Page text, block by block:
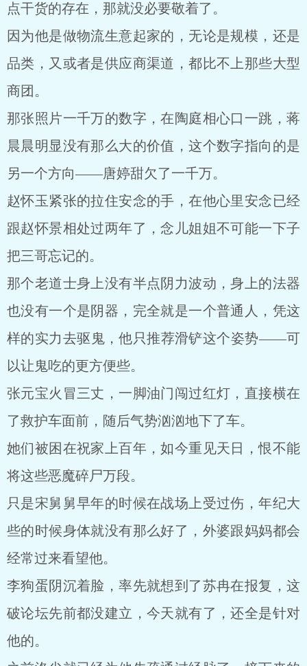
点干货的存在，那就没必要敬着了。
因为他是做物流生意起家的，无论是规模，还是
品类，又或者是供应商渠道，都比不上那些大型
商团。
那张照片一千万的数字，在陶庭相心口一跳，蒋
晨晨明显没有那么大的价值，这个数字指向的是
另一个方向——唐婷甜欠了一千万。
赵怀玉紧张的拉住安念的手，在他心里安念已经
跟赵怀景相处过两年了，念儿姐姐不可能一下子
把三哥忘记的。
那个老道士身上没有半点阴力波动，身上的法器
也没有一个是阴器，完全就是一个普通人，凭这
样的实力去驱鬼，他只推荐滑铲这个姿势——可
以让鬼吃的更方便些。
张元宝火冒三丈，一脚油门闯过红灯，直接横在
了救护车面前，随后气势汹汹地下了车。
她们被困在祝家上百年，如今重见天日，恨不能
将这些恶魔碎尸万段。
只是宋舅舅早年的时候在战场上受过伤，年纪大
些的时候身体就没有那么好了，外婆跟妈妈都会
经常过来看望他。
李狗蛋阴沉着脸，率先就想到了苏冉在报复，这
破论坛先前都没建立，今天就有了，还全是针对
他的。